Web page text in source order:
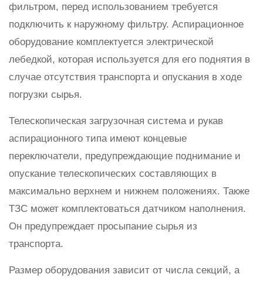
фильтром, перед использованием требуется
подключить к наружному фильтру. Аспирационное
оборудование комплектуется электрической
лебедкой, которая используется для его поднятия в
случае отсутствия транспорта и опускания в ходе
погрузки сырья.
Телескопическая загрузочная система и рукав
аспирационного типа имеют концевые
переключатели, предупреждающие поднимание и
опускание телескопических составляющих в
максимально верхнем и нижнем положениях. Также
ТЗС может комплектоваться датчиком наполнения.
Он предупреждает просыпание сырья из
транспорта.
Размер оборудования зависит от числа секций, а